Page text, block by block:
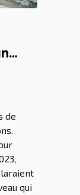
par
de
qui